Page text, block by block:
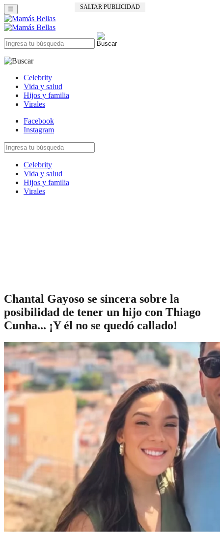
SALTAR PUBLICIDAD
☰
Celebrity
Vida y salud
Hijos y familia
Virales
Facebook
Instagram
Celebrity
Vida y salud
Hijos y familia
Virales
Chantal Gayoso se sincera sobre la
posibilidad de tener un hijo con Thiago
Cunha... ¡Y él no se quedó callado!